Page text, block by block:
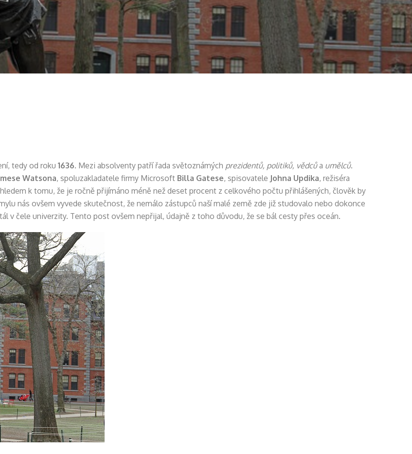
tedy od roku 1636. Mezi absolventy patří řada světoznámých prezidentů, politiků, vědcůa umělců.
Watsona, spoluzakladatele firmy Microsoft Billa Gatese, spisovatele Johna Updika, režiséra
k tomu, že je ročně přijímáno méně než deset procent z celkového počtu přihlášených, člověk by
nás ovšem vyvede skutečnost, že nemálo zástupců naší malé země zde již studovalo nebo dokonce
v čele univerzity. Tento post ovšem nepřijal, údajně z toho důvodu, že se bál cesty přes oceán.